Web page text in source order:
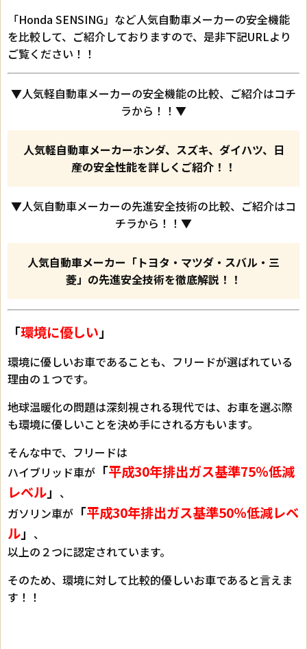
「Honda SENSING」など人気自動車メーカーの安全機能
を比較して、ご紹介しておりますので、是非下記URLより
ご覧ください！！
▼人気軽自動車メーカーの安全機能の比較、ご紹介はコチ
ラから！！▼
人気軽自動車メーカーホンダ、スズキ、ダイハツ、日
産の安全性能を詳しくご紹介！！
▼人気自動車メーカーの先進安全技術の比較、ご紹介はコ
チラから！！▼
人気自動車メーカー「トヨタ・マツダ・スバル・三
菱」の先進安全技術を徹底解説！！
「環境に優しい」
環境に優しいお車であることも、フリードが選ばれている
理由の１つです。
地球温暖化の問題は深刻視される現代では、お車を選ぶ際
も環境に優しいことを決め手にされる方もいます。
そんな中で、フリードは
ハイブリッド車が 「平成30年排出ガス基準75％低減
レベル」 、
ガソリン車が 「平成30年排出ガス基準50％低減レベ
ル」 、
以上の２つに認定されています。
そのため、環境に対して比較的優しいお車であると言えま
す！！